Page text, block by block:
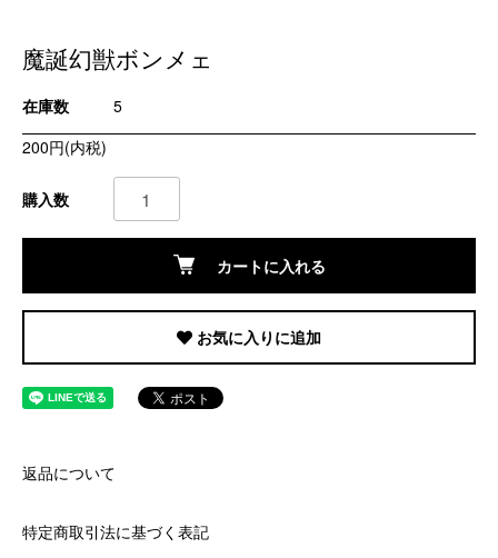
魔誕幻獣ボンメェ
在庫数
5
200円(内税)
購入数
カートに入れる
お気に入りに追加
返品について
特定商取引法に基づく表記